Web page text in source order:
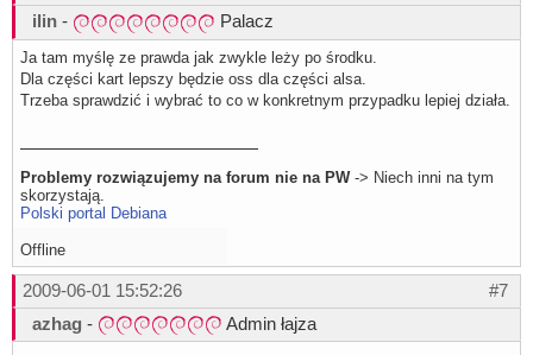
ilin - Palacz
Ja tam myślę ze prawda jak zwykle leży po środku.
Dla części kart lepszy będzie oss dla części alsa.
Trzeba sprawdzić i wybrać to co w konkretnym przypadku lepiej działa.
Problemy rozwiązujemy na forum nie na PW-> Niech inni na tym
skorzystają.
Polski portal Debiana
Offline
#7
2009-06-01 15:52:26
azhag - Admin łajza